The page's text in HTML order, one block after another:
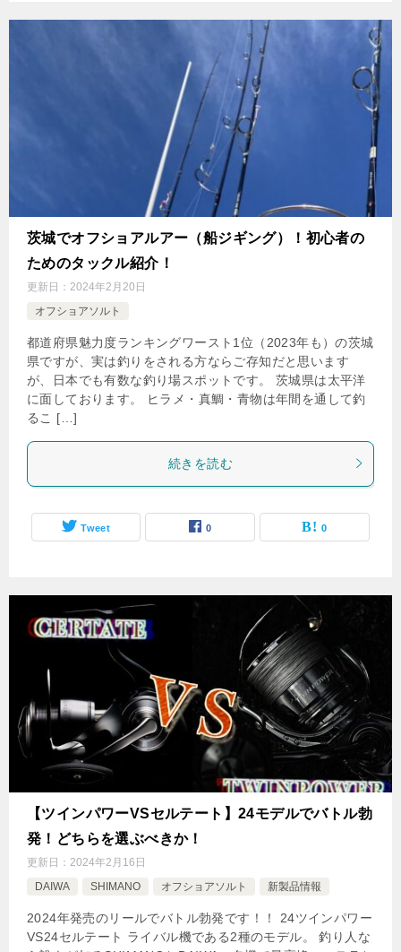
茨城でオフショアルアー（船ジギング）！初心者の
ためのタックル紹介！
更新日： 2024年2月20日
オフショアソルト
都道府県魅力度ランキングワースト1位（2023年も）の茨城
県ですが、実は釣りをされる方ならご存知だと思います
が、日本でも有数な釣り場スポットです。 茨城県は太平洋
に面しております。 ヒラメ・真鯛・青物は年間を通して釣
るこ […]
続きを読む
Tweet 0 0
【ツインパワーVSセルテート】24モデルでバトル勃
発！どちらを選ぶべきか！
更新日： 2024年2月16日
DAIWA
SHIMANO オフショアソルト 新製品情報
2024年発売のリールでバトル勃発です！！ 24ツインパワー
VS24セルテート ライバル機である2種のモデル。 釣り人な